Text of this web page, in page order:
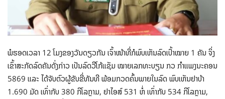
ພໍຮອດເວລາ 12 ໂມງຂອງວັນດຽວກັນ ເຈົ້າໜ້າທີ່ກໍພົບເຫັນລົດເປົ້າໝາຍ 1 ຄັນ ຈິ່ງ
ເຂົ້າສະກັດລົດຄັນດັ່ງກ່າວ ເປັນລົດວີໂກ້ແຊັມ ໝາຍເລກທະບຽນ ກວ ກຳແພງນະຄອນ
5869 ແລະ ໄດ້ຈັບຕົວຜູ້ຂັບຂີ່ທັນທີ ພ້ອມກວດຄົ້ນພາຍໃນລົດ ພົບເຫັນຢາບ້າ
1.690 ມັດ ເທົ່າກັບ 380 ກິໂລກຼາມ, ຢາໄອສ໌ 531 ຫໍ່ ເທົ່າກັບ 534 ກິໂລກຼາມ,